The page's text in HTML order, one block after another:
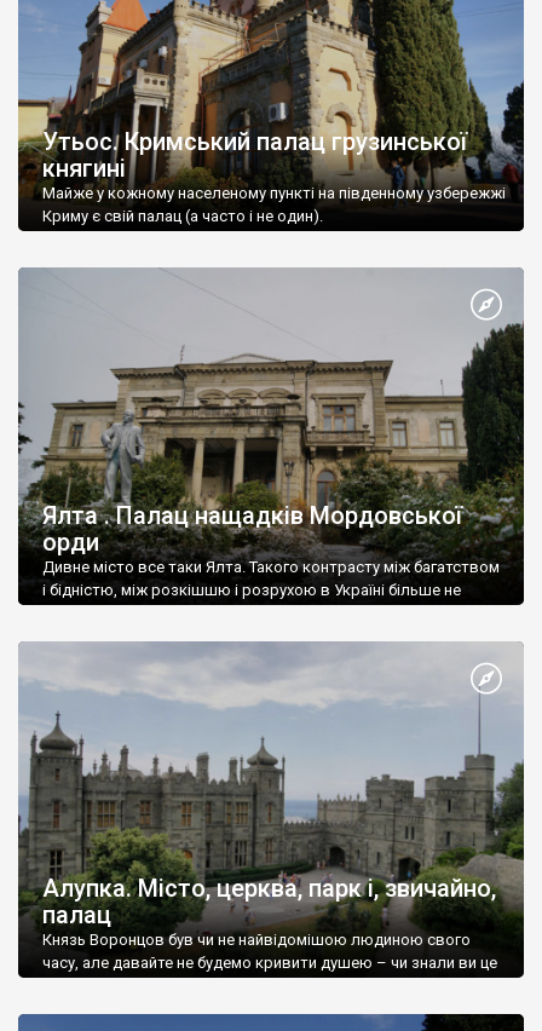
Утьос. Кримський палац грузинської
княгині
Майже у кожному населеному пункті на південному узбережжі
Криму є свій палац (а часто і не один).
Ялта . Палац нащадків Мордовської
орди
Дивне місто все таки Ялта. Такого контрасту між багатством
і бідністю, між розкішшю і розрухою в Україні більше не
Алупка. Місто, церква, парк і, звичайно,
палац
Князь Воронцов був чи не найвідомішою людиною свого
часу, але давайте не будемо кривити душею – чи знали ви це